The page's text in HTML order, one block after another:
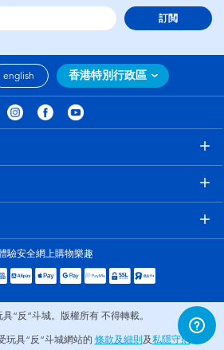
訂閲
english 香港特別行政區
驗安全網上購物樂趣
“反”斗城。版權所有 不得轉載。
玩具“反”斗城網站的 條款及細則 及私隱守則